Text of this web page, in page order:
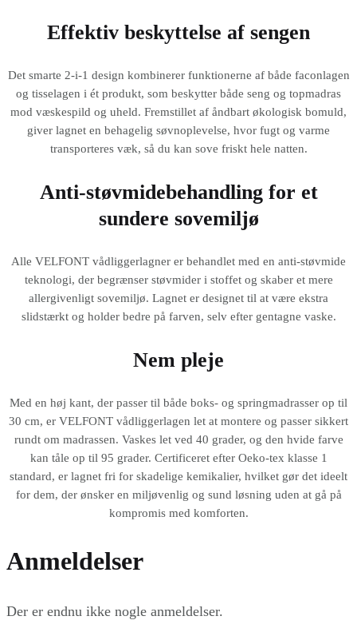
Effektiv beskyttelse af sengen
Det smarte 2-i-1 design kombinerer funktionerne af både faconlagen
og tisselagen i ét produkt, som beskytter både seng og topmadras
mod væskespild og uheld. Fremstillet af åndbart økologisk bomuld,
giver lagnet en behagelig søvnoplevelse, hvor fugt og varme
transporteres væk, så du kan sove friskt hele natten.
Anti-støvmidebehandling for et
sundere sovemiljø
Alle VELFONT vådliggerlagner er behandlet med en anti-støvmide
teknologi, der begrænser støvmider i stoffet og skaber et mere
allergivenligt sovemiljø. Lagnet er designet til at være ekstra
slidstærkt og holder bedre på farven, selv efter gentagne vaske.
Nem pleje
Med en høj kant, der passer til både boks- og springmadrasser op til
30 cm, er VELFONT vådliggerlagen let at montere og passer sikkert
rundt om madrassen. Vaskes let ved 40 grader, og den hvide farve
kan tåle op til 95 grader. Certificeret efter Oeko-tex klasse 1
standard, er lagnet fri for skadelige kemikalier, hvilket gør det ideelt
for dem, der ønsker en miljøvenlig og sund løsning uden at gå på
kompromis med komforten.
Anmeldelser
Der er endnu ikke nogle anmeldelser.